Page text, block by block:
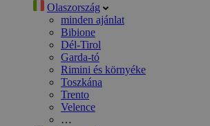
Olaszország
minden ajánlat
Bibione
Dél-Tirol
Garda-tó
Rimini és környéke
Toszkána
Trento
Velence
…